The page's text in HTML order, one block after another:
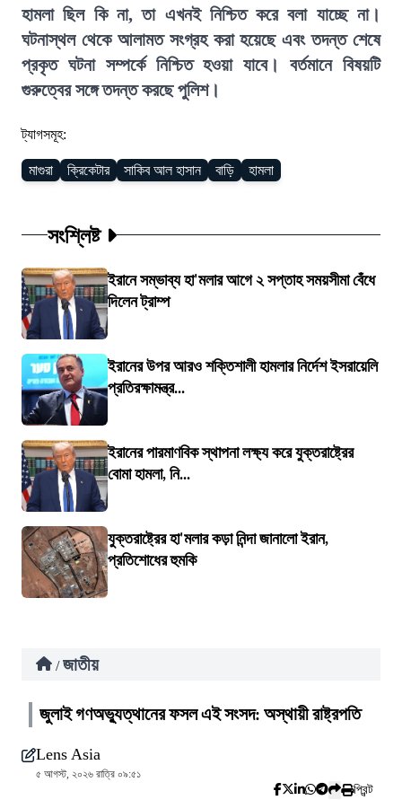
হামলা ছিল কি না, তা এখনই নিশ্চিত করে বলা যাচ্ছে না।
ঘটনাস্থল থেকে আলামত সংগ্রহ করা হয়েছে এবং তদন্ত শেষে
প্রকৃত ঘটনা সম্পর্কে নিশ্চিত হওয়া যাবে। বর্তমানে বিষয়টি
গুরুত্বের সঙ্গে তদন্ত করছে পুলিশ।
ট্যাগসমূহ:
মাগুরা ক্রিকেটার সাকিব আল হাসান বাড়ি হামলা
সংশ্লিষ্ট
ইরানে সম্ভাব্য হা'মলার আগে ২ সপ্তাহ সময়সীমা বেঁধে
দিলেন ট্রাম্প
ইরানের উপর আরও শক্তিশালী হামলার নির্দেশ ইসরায়েলি
প্রতিরক্ষামন্ত্র...
ইরানের পারমাণবিক স্থাপনা লক্ষ্য করে যুক্তরাষ্ট্রের
বোমা হামলা, নি...
যুক্তরাষ্ট্রের হা'মলার কড়া নিন্দা জানালো ইরান,
প্রতিশোধের হুমকি
/ জাতীয়
জুলাই গণঅভ্যুত্থানের ফসল এই সংসদ: অস্থায়ী রাষ্ট্রপতি
Lens Asia
৫ আগস্ট, ২০২৬ রাত্রি ০৯:৫১
প্রিন্ট